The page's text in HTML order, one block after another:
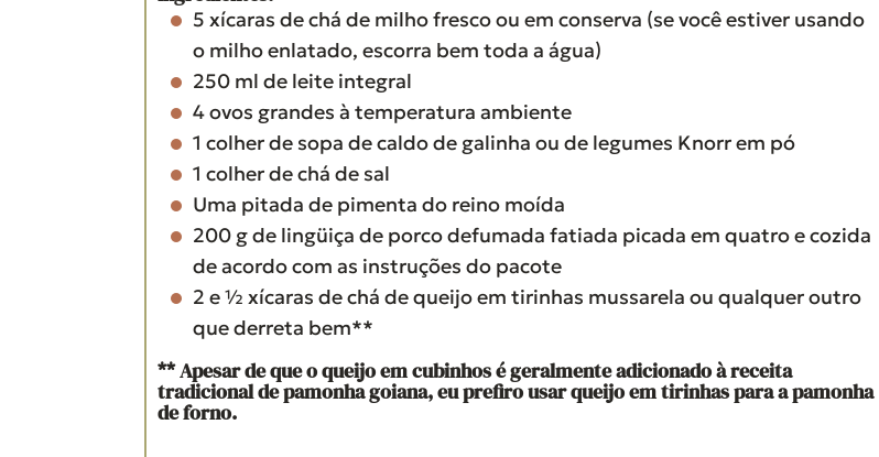
5 xícaras de chá de milhofresco ou em conserva (se você estiver usando
o milho enlatado, escorra bem toda a água)
250 ml de leite integral
4ovos grandes à temperatura ambiente
1 colher de sopa de caldo de galinha ou de legumes Knorr em pó
1 colher de chá de sal
Uma pitada de pimenta do reino moída
200 gde lingüiça de porco defumada fatiada picada em quatro e cozida
de acordo com as instruções do pacote
2 e ½ xícaras de chá de queijo em tirinhas mussarela ou qualquer outro
que derreta bem**
** Apesar de que o queijo em cubinhos é geralmente adicionado à receita
tradicional de pamonha goiana, eu prefiro usar queijo em tirinhas para a pamonha
de forno.